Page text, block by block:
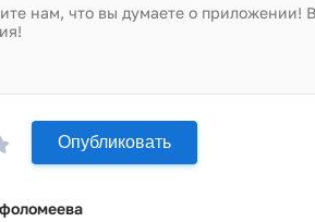
Опубликовать